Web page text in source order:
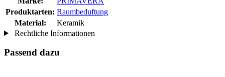
Produktarten: Raumbeduftung
Material:
Keramik
Rechtliche Informationen
Passend dazu